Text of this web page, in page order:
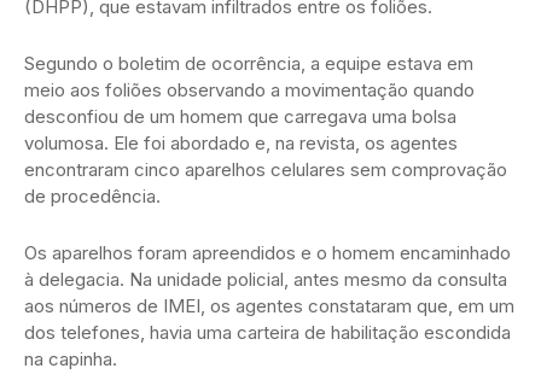
(DHPP), que estavam infiltrados entre os foliões.
Segundo o boletim de ocorrência, a equipe estava em
meio aos foliões observando a movimentação quando
desconfiou de um homem que carregava uma bolsa
volumosa. Ele foi abordado e, na revista, os agentes
encontraram cinco aparelhos celulares sem comprovação
de procedência.
Os aparelhos foram apreendidos e o homem encaminhado
à delegacia. Na unidade policial, antes mesmo da consulta
aos números de IMEI, os agentes constataram que, em um
dos telefones, havia uma carteira de habilitação escondida
na capinha.